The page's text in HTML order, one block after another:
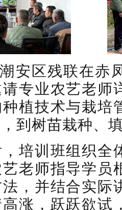
安区残联在赤
专业农艺老师
植技术与栽培
到树苗栽种、
培训班组织全
老师指导学员
，并结合实际
涨，跃跃欲试